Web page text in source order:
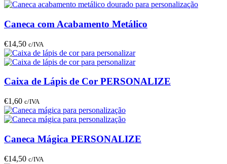
Caneca com Acabamento Metálico
€14,50 c/IVA
Caixa de Lápis de Cor PERSONALIZE
€1,60 c/IVA
Caneca Mágica PERSONALIZE
€14,50 c/IVA